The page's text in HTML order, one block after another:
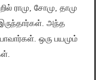
ராமு, சோமு, தாமு
அந்த
ஒரு பயமும்